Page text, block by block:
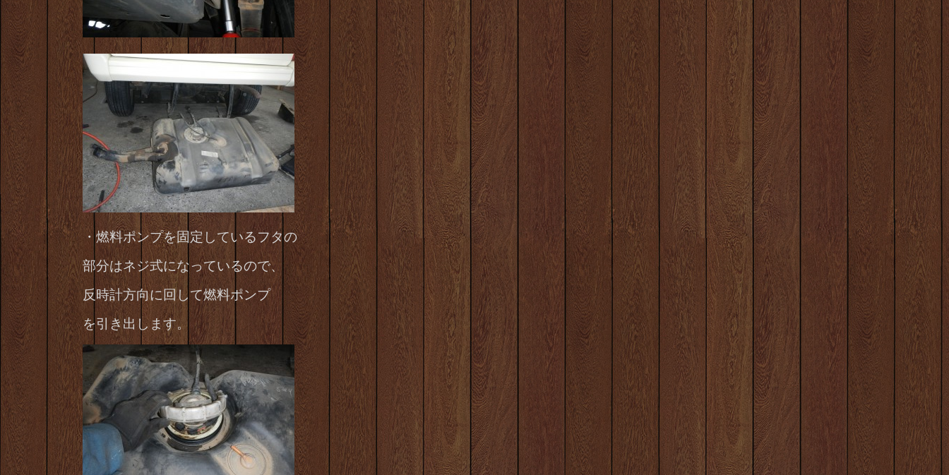
・燃料ポンプを固定しているフタの
部分はネジ式になっているので、
反時計方向に回して燃料ポンプ
を引き出します。